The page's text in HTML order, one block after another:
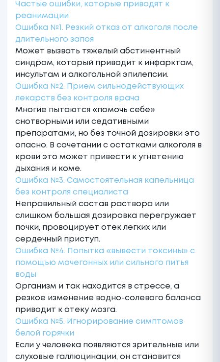
Частые ошибки, которые приводят к
реанимации
Ошибка №1. Резкий отказ от алкоголя после
длительного запоя
Может вызвать тяжелый абстинентный
синдром, который приводит к инфарктам,
инсультам и алкогольной эпилепсии.
Ошибка №2. Прием сильнодействующих
лекарств без контроля врача
Многие пытаются «помочь себе»
снотворными или седативными
препаратами, но без точной дозировки это
опасно. В сочетании с остатками алкоголя в
крови это может привести к угнетению
дыхания и коме.
Ошибка №3. Самостоятельная капельница
без контроля специалиста
Неправильный состав раствора или
слишком большая дозировка перегружает
почки, провоцирует отек легких или
сердечный приступ.
Ошибка №4. Попытка «вывести токсины» с
помощью мочегонных или сильного питья
воды
Организм и так находится в стрессе, а
резкое изменение водно-солевого баланса
приводит к отеку мозга.
Ошибка №5. Игнорирование симптомов
белой горячки
Если у человека появляются зрительные или
слуховые галлюцинации, он становится